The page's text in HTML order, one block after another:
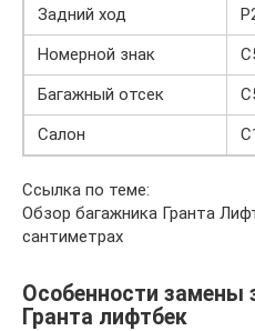
Задний ход
Номерной знак
Багажный отсек
Салон
Ссылка по теме:
Обзор багажника Гранта
сантиметрах
Особенности замены
Гранта лифтбек